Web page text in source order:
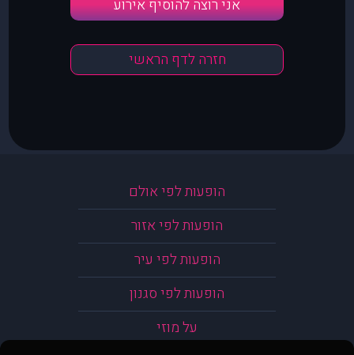
אני רוצה להוסיף אירוע
חזרה לדף הראשי
הופעות לפי אולם
הופעות לפי אזור
הופעות לפי עיר
הופעות לפי סגנון
על מוזי